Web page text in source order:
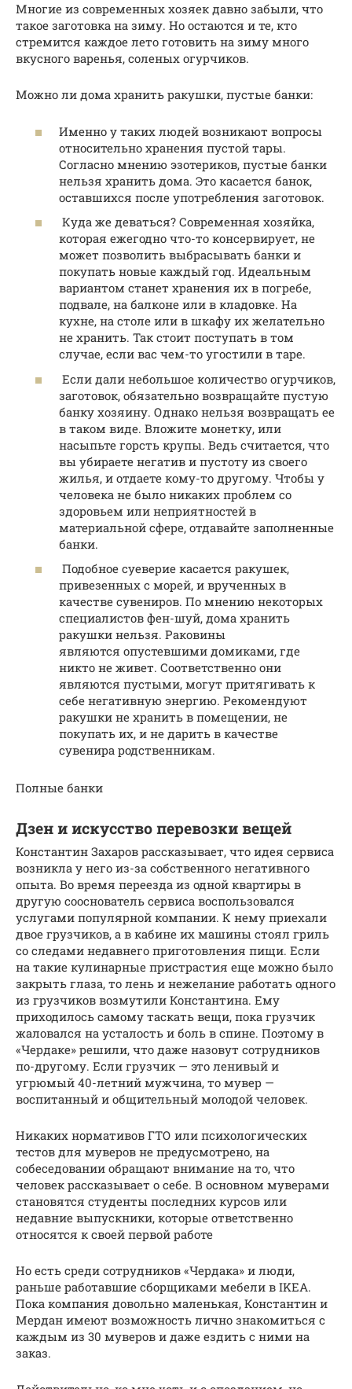
Многие из современных хозяек давно забыли, что
такое заготовка на зиму. Но остаются и те, кто
стремится каждое лето готовить на зиму много
вкусного варенья, соленых огурчиков.
Можно ли дома хранить ракушки, пустые банки:
Именно у таких людей возникают вопросы
относительно хранения пустой тары.
Согласно мнению эзотериков, пустые банки
нельзя хранить дома. Это касается банок,
оставшихся после употребления заготовок.
Куда же деваться? Современная хозяйка,
которая ежегодно что-то консервирует, не
может позволить выбрасывать банки и
покупать новые каждый год. Идеальным
вариантом станет хранения их в погребе,
подвале, на балконе или в кладовке. На
кухне, на столе или в шкафу их желательно
не хранить. Так стоит поступать в том
случае, если вас чем-то угостили в таре.
Если дали небольшое количество огурчиков,
заготовок, обязательно возвращайте пустую
банку хозяину. Однако нельзя возвращать ее
в таком виде. Вложите монетку, или
насыпьте горсть крупы. Ведь считается, что
вы убираете негатив и пустоту из своего
жилья, и отдаете кому-то другому. Чтобы у
человека не было никаких проблем со
здоровьем или неприятностей в
материальной сфере, отдавайте заполненные
банки.
Подобное суеверие касается ракушек,
привезенных с морей, и врученных в
качестве сувениров. По мнению некоторых
специалистов фен-шуй, дома хранить
ракушки нельзя. Раковины
являются опустевшими домиками, где
никто не живет. Соответственно они
являются пустыми, могут притягивать к
себе негативную энергию. Рекомендуют
ракушки не хранить в помещении, не
покупать их, и не дарить в качестве
сувенира родственникам.
Полные банки
Дзен и искусство перевозки вещей
Константин Захаров рассказывает, что идея сервиса
возникла у него из-за собственного негативного
опыта. Во время переезда из одной квартиры в
другую сооснователь сервиса воспользовался
услугами популярной компании. К нему приехали
двое грузчиков, а в кабине их машины стоял гриль
со следами недавнего приготовления пищи. Если
на такие кулинарные пристрастия еще можно было
закрыть глаза, то лень и нежелание работать одного
из грузчиков возмутили Константина. Ему
приходилось самому таскать вещи, пока грузчик
жаловался на усталость и боль в спине. Поэтому в
«Чердаке» решили, что даже назовут сотрудников
по-другому. Если грузчик — это ленивый и
угрюмый 40-летний мужчина, то мувер —
воспитанный и общительный молодой человек.
Никаких нормативов ГТО или психологических
тестов для муверов не предусмотрено, на
собеседовании обращают внимание на то, что
человек рассказывает о себе. В основном муверами
становятся студенты последних курсов или
недавние выпускники, которые ответственно
относятся к своей первой работе
Но есть среди сотрудников «Чердака» и люди,
раньше работавшие сборщиками мебели в IKEA.
Пока компания довольно маленькая, Константин и
Мердан имеют возможность лично знакомиться с
каждым из 30 муверов и даже ездить с ними на
заказ.